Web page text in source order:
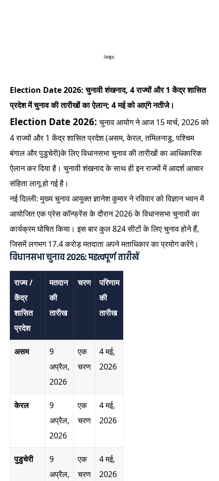
Image..
Election Date 2026: चुनावी शंखनाद, 4 राज्यों और 1 केंद्र शासित
प्रदेश में चुनाव की तारीखों का ऐलान; 4 मई को आएंगे नतीजे।
Election Date 2026:चुनाव आयोग ने आज 15 मार्च, 2026 को
4 राज्यों और 1 केंद्र शासित प्रदेश (असम, केरल, तमिलनाडु, पश्चिम
बंगाल और पुडुचेरी)के लिए विधानसभा चुनाव की तारीखों का आधिकारिक
ऐलान कर दिया है। चुनावी शंखनाद के साथ ही इन राज्यों में आदर्श आचार
संहिता लागू हो गई है।
नई दिल्ली: मुख्य चुनाव आयुक्त ज्ञानेश कुमार ने रविवार को विज्ञान भवन में
आयोजित एक प्रेस कॉन्फ्रेंस के दौरान 2026 के विधानसभा चुनावों का
कार्यक्रम घोषित किया। इस बार कुल 824 सीटों के लिए चुनाव होने हैं,
जिसमें लगभग 17.4 करोड़ मतदाता अपने मताधिकार का प्रयोग करेंगे।
विधानसभा चुनाव 2026: महत्वपूर्ण तारीखें
राज्य /
केंद्र
शासित
प्रदेश
मतदान
की
तारीख
चरण
परिणाम
की
तारीख
असम
9
अप्रैल,
2026
एक
चरण
4 मई,
2026
केरल
9
अप्रैल,
2026
एक
चरण
4 मई,
2026
पुडुचेरी
9
अप्रैल,
एक
चरण
4 मई,
2026